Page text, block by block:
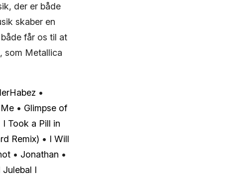
der er både
skaber en
får os til at
som Metallica
•
• Glimpse of
I Took a Pill in
Remix) • I Will
• Jonathan •
Julebal I